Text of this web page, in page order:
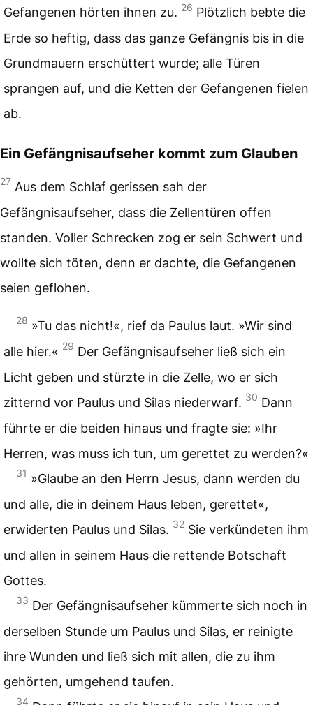
Gefangenen hörten ihnen zu. 26 Plötzlich bebte die
Erde so heftig, dass das ganze Gefängnis bis in die
Grundmauern erschüttert wurde; alle Türen
sprangen auf, und die Ketten der Gefangenen fielen
ab.
Ein Gefängnisaufseher kommt zum Glauben
27 Aus dem Schlaf gerissen sah der
Gefängnisaufseher, dass die Zellentüren offen
standen. Voller Schrecken zog er sein Schwert und
wollte sich töten, denn er dachte, die Gefangenen
seien geflohen.
28 »Tu das nicht!«, rief da Paulus laut. »Wir sind
alle hier.« 29 Der Gefängnisaufseher ließ sich ein
Licht geben und stürzte in die Zelle, wo er sich
zitternd vor Paulus und Silas niederwarf. 30 Dann
führte er die beiden hinaus und fragte sie: »Ihr
Herren, was muss ich tun, um gerettet zu werden?«
31 »Glaube an den Herrn Jesus, dann werden du
und alle, die in deinem Haus leben, gerettet«,
erwiderten Paulus und Silas. 32 Sie verkündeten ihm
und allen in seinem Haus die rettende Botschaft
Gottes.
33 Der Gefängnisaufseher kümmerte sich noch in
derselben Stunde um Paulus und Silas, er reinigte
ihre Wunden und ließ sich mit allen, die zu ihm
gehörten, umgehend taufen.
34